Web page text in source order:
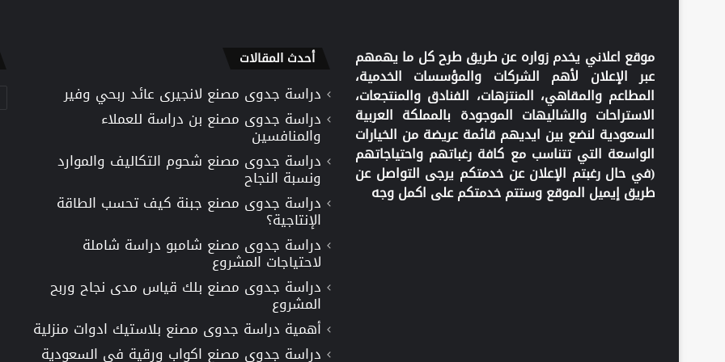
موقع اعلاني يخدم زواره عن طريق طرح كل ما يهمهم
عبر الإعلان لأهم الشركات والمؤسسات الخدمية،
المطاعم والمقاهي، المنتزهات، الفنادق والمنتجعات،
الاستراحات والشاليهات الموجودة بالمملكة العربية
السعودية لنضع بين ايديهم قائمة عريضة من الخيارات
الواسعة التي تتناسب مع كافة رغباتهم واحتياجاتهم
(في حال رغبتم الإعلان عن خدمتكم يرجى التواصل عن
طريق إيميل الموقع وستتم خدمتكم على اكمل وجه
أحدث المقالات
دراسة جدوى مصنع لانجيرى عائد ربحي وفير
دراسة جدوى مصنع بن دراسة للعملاء
والمنافسين
دراسة جدوى مصنع شحوم التكاليف والموارد
ونسبة النجاح
دراسة جدوى مصنع جبنة كيف تحسب الطاقة
الإنتاجية؟
دراسة جدوى مصنع شامبو دراسة شاملة
لاحتياجات المشروع
دراسة جدوى مصنع بلك قياس مدى نجاح وربح
المشروع
أهمية دراسة جدوى مصنع بلاستيك ادوات منزلية
دراسة جدوى مصنع اكواب ورقية في السعودية